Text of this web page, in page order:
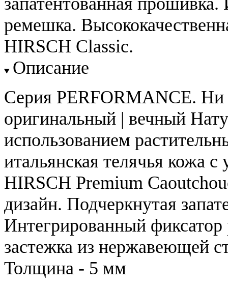
ремешка.
HIRSCH Classic.
Описание
Серия PERFORMANCE.
оригинальный | вечный
использованием
итальянская телячья кожа
HIRSCH Premium
дизайн. Подчеркнутая
Интегрированный
застежка из нержавеющей
Толщина - 5 мм